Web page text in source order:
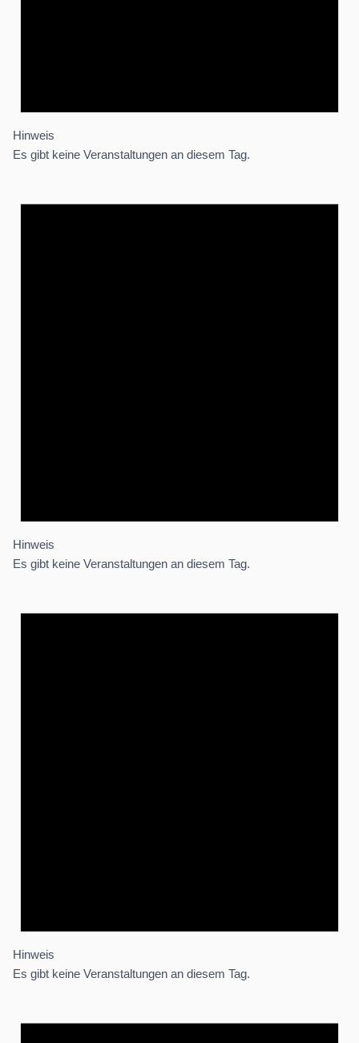
Hinweis
Es gibt keine Veranstaltungen an diesem Tag.
Hinweis
Es gibt keine Veranstaltungen an diesem Tag.
Hinweis
Es gibt keine Veranstaltungen an diesem Tag.